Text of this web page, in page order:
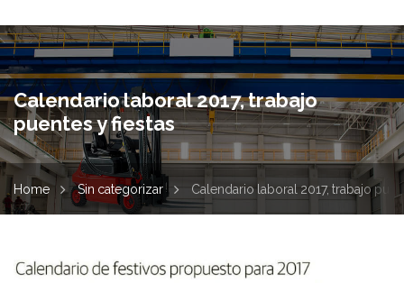
Calendario laboral 2017, trabajo
puentes y fiestas
Home Sin categorizar Calendario laboral 2017, trabajo
Calendario